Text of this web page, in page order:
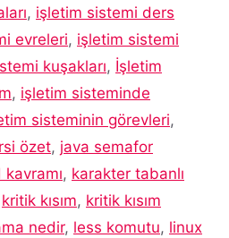
, işletim sistemi ders
evreleri, işletim sistemi
kuşakları, İşletim
, işletim sisteminde
sisteminin görevleri,
özet, java semafor
, karakter tabanlı
kritik kısım, kritik kısım
nedir, less komutu, linux